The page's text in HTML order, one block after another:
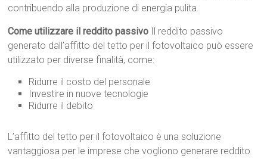
contribuendo alla produzione di energia pulita.
Come utilizzare il reddito passivo Il reddito passivo
generato dall’affitto del tetto per il fotovoltaico può essere
utilizzato per diverse finalità, come:
Ridurre il costo del personale
Investire in nuove tecnologie
Ridurre il debito
L’affitto del tetto per il fotovoltaico è una soluzione
vantaggiosa per le imprese che vogliono generare reddito